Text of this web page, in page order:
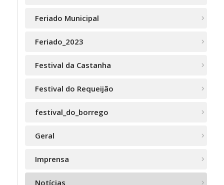
Feriado Municipal
Feriado_2023
Festival da Castanha
Festival do Requeijão
festival_do_borrego
Geral
Imprensa
Notícias